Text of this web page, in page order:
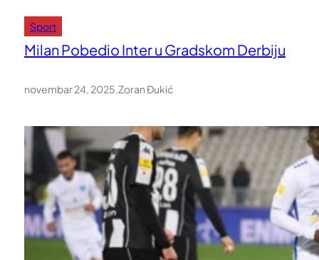
Sport
Milan Pobedio Inter u Gradskom Derbiju
novembar 24, 2025.Zoran Đukić